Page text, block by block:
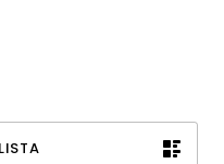
LISTA